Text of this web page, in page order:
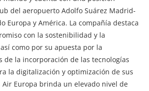
del aeropuerto Adolfo Suárez Madrid-
Europa y América. La compañía destaca
con la sostenibilidad y la
como por su apuesta por la
de la incorporación de las tecnologías
la digitalización y optimización de sus
Air Europa brinda un elevado nivel de